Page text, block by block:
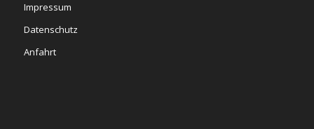
Impressum
Datenschutz
Anfahrt